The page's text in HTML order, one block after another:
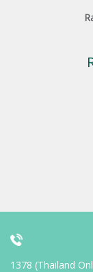
1378 (Thailand